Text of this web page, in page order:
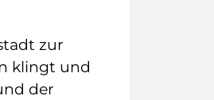
zur
klingt und
der